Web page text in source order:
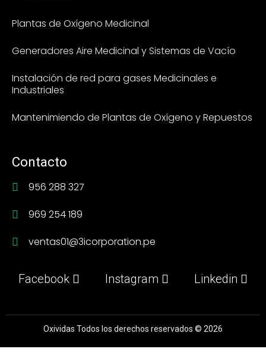
Plantas de Oxígeno Medicinal
Generadores Aire Medicinal y Sistemas de Vacío
Instalación de red para gases Medicinales e
Industriales
Mantenimiendo de Plantas de Oxígeno y Repuestos
Contacto
956 288 327
969 254 189
ventas01@3icorporation.pe
Facebook Instagram Linkedin
Oxividas Todos los derechos reservados © 2026